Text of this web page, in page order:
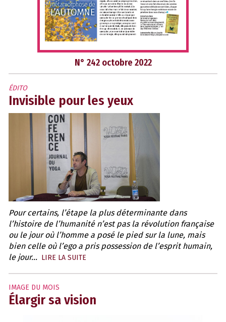
N° 242 octobre 2022
ÉDITO
Invisible pour les yeux
Pour certains, l’étape la plus déterminante dans
l’histoire de l’humanité n’est pas la révolution française
ou le jour où l’homme a posé le pied sur la lune, mais
bien celle où l’ego a pris possession de l’esprit humain,
le jour... LIRE LA SUITE
IMAGE DU MOIS
Élargir sa vision